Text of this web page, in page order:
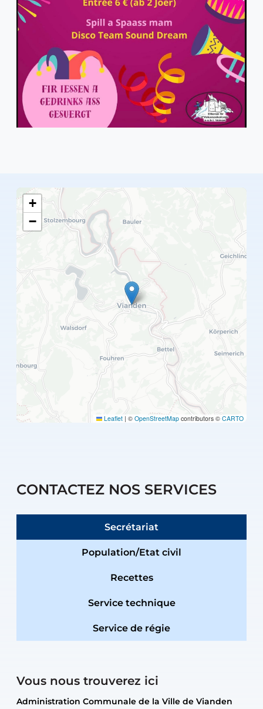
+
−
Leaflet | © OpenStreetMap contributors © CARTO
CONTACTEZ NOS SERVICES
Secrétariat
Population/Etat civil
Recettes
Service technique
Service de régie
Vous nous trouverez ici
Administration Communale de la Ville de Vianden
Administration Communale de la Ville de Vianden
Administration Communale de la Ville de Vianden
Administration Communale de la Ville de Vianden
Atelier Communal de la Ville de Vianden